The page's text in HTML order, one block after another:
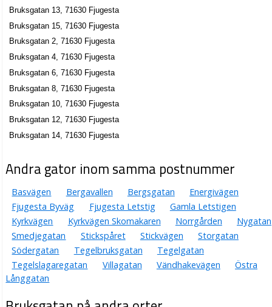
Bruksgatan 13, 71630 Fjugesta
Bruksgatan 15, 71630 Fjugesta
Bruksgatan 2, 71630 Fjugesta
Bruksgatan 4, 71630 Fjugesta
Bruksgatan 6, 71630 Fjugesta
Bruksgatan 8, 71630 Fjugesta
Bruksgatan 10, 71630 Fjugesta
Bruksgatan 12, 71630 Fjugesta
Bruksgatan 14, 71630 Fjugesta
Andra gator inom samma postnummer
Basvägen Bergavallen Bergsgatan
Energivägen
Fjugesta Byväg
Fjugesta Letstig
Gamla Letstigen
Kyrkvägen
Kyrkvägen Skomakaren Norrgården
Nygatan
Smedjegatan
Stickspåret Stickvägen
Storgatan
Södergatan
Tegelbruksgatan
Tegelgatan
Tegelslagaregatan
Villagatan Vändhakevägen
Östra
Långgatan